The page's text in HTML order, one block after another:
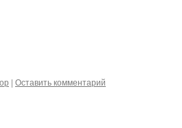
| Оставить комментарий